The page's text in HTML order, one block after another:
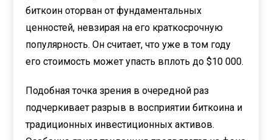
биткоин оторван от фундаментальных
ценностей, невзирая на его краткосрочную
популярность. Он считает, что уже в том году
его стоимость может упасть вплоть до $10 000.
Подобная точка зрения в очередной раз
подчеркивает разрыв в восприятии биткоина и
традиционных инвестиционных активов.